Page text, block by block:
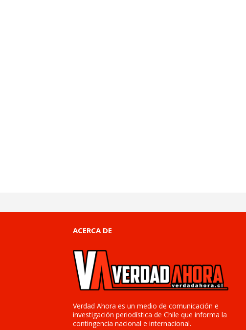
ACERCA DE
Verdad Ahora es un medio de comunicación e
investigación periodística de Chile que informa la
contingencia nacional e internacional.